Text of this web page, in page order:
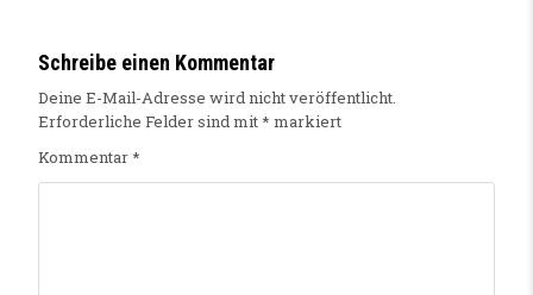
Schreibe einen Kommentar
Deine E-Mail-Adresse wird nicht veröffentlicht.
Erforderliche Felder sind mit* markiert
Kommentar*